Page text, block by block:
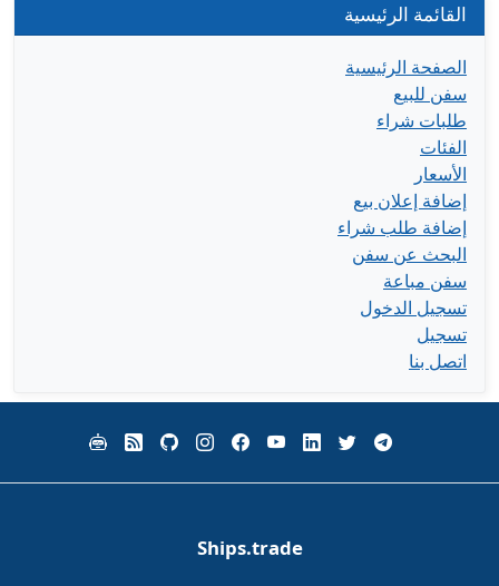
القائمة الرئيسية
الصفحة الرئيسية
سفن للبيع
طلبات شراء
الفئات
الأسعار
إضافة إعلان بيع
إضافة طلب شراء
البحث عن سفن
سفن مباعة
تسجيل الدخول
تسجيل
اتصل بنا
Ships.trade